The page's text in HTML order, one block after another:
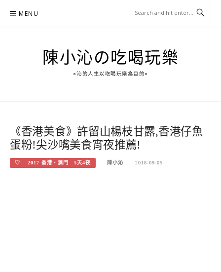
MENU
陳小沁の吃喝玩樂
○沁的人生以吃喝玩樂為目的○
《香港美食》許留山楊枝甘露,香港仔魚
蛋粉!尖沙嘴美食宵夜推薦!
♡ 2017 香港‧澳門 5天4夜 陳小沁 2018-09-05